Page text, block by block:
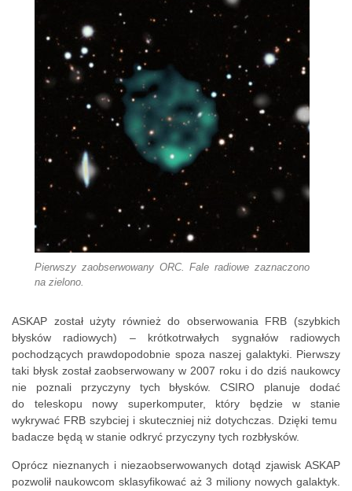
Pierwszy zaobserwowany ORC. Fale radiowe zaznaczono
na zielono.
ASKAP został użyty również do obserwowania FRB (szybkich
błysków radiowych) – krótkotrwałych sygnałów radiowych
pochodzących prawdopodobnie spoza naszej galaktyki. Pierwszy
taki błysk został zaobserwowany w 2007 roku i do dziś naukowcy
nie poznali przyczyny tych błysków. CSIRO planuje dodać
do teleskopu nowy superkomputer, który będzie w stanie
wykrywać FRB szybciej i skuteczniej niż dotychczas. Dzięki temu
badacze będą w stanie odkryć przyczyny tych rozbłysków.
Oprócz nieznanych i niezaobserwowanych dotąd zjawisk ASKAP
pozwolił naukowcom sklasyfikować aż 3 miliony nowych galaktyk.